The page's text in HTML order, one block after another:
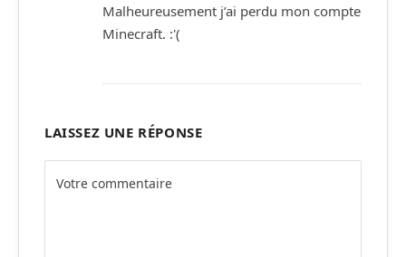
Malheureusement j’ai perdu mon compte
Minecraft. :'(
LAISSEZ UNE RÉPONSE